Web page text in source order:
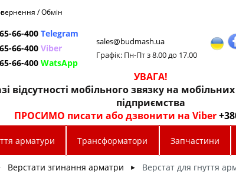
/ Обмін
66-400 Telegram
66-400 Viber
66-400 WatsApp
sales@budmash.ua
Графік: Пн-Пт з 8.00 до 17.00
УВАГА!
відсутності мобільного звязку на
підприємства
ПРОСИМО писати або дзвонити на Viber
арматури Трансформатори Запчастини
Верстати згинання арматри ► Верстат для гнуття